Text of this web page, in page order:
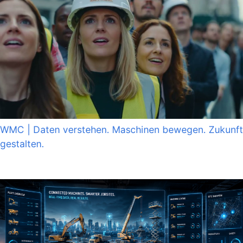
WMC | Daten verstehen. Maschinen bewegen. Zukunft
gestalten.